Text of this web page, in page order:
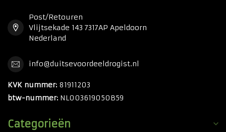
Post/Retouren
Vlijtsekade 143 7317AP Apeldoorn
Nederland
info@duitsevoordeeldrogist.nl
KVK nummer: 81911203
btw-nummer: NL003619050B59
Categorieën